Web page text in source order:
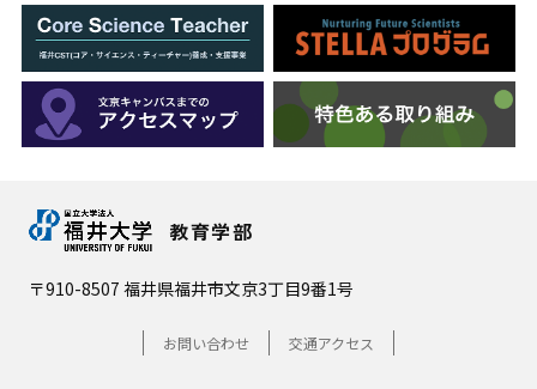
教育学部
〒910-8507 福井県福井市文京3丁目9番1号
お問い合わせ 交通アクセス